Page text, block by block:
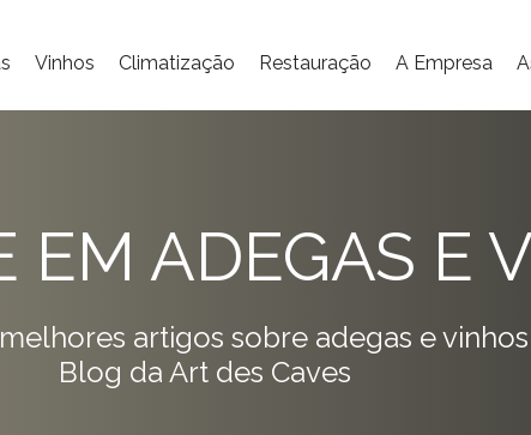
Vinhos Climatização Restauração A Empresa
EM ADEGAS E
artigos sobre adegas e
Blog da Art des Caves